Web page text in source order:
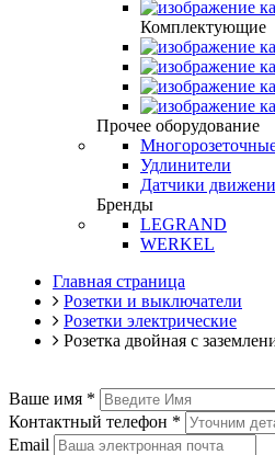
Комплектующие
Прочее оборудование
Удлинители
Датчики
Бренды
LEGRAND
WERKEL
Главная страница
Розетки и выключатели
Розетки электрические
Розетка двойная с
Ваше имя *
Контактный телефон *
Email